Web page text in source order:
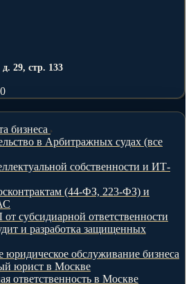
29, стр. 133
бизнеса
в Арбитражных судах (все
собственности и ИТ-
(44-ФЗ, 223-ФЗ) и
субсидиарной ответственности
и разработка защищенных
юридическое обслуживание бизнеса
юрист в Москве
ответственность в Москве